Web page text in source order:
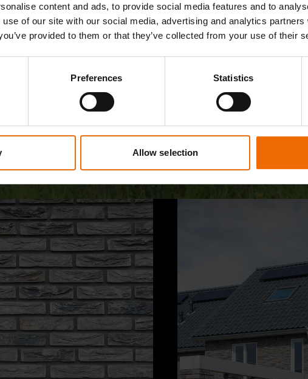
content and ads, to provide social media features and to
use of our site with our social media, advertising and analytics
provided to them or that they’ve collected from your use of their
Preferences Statistics
Allow selection